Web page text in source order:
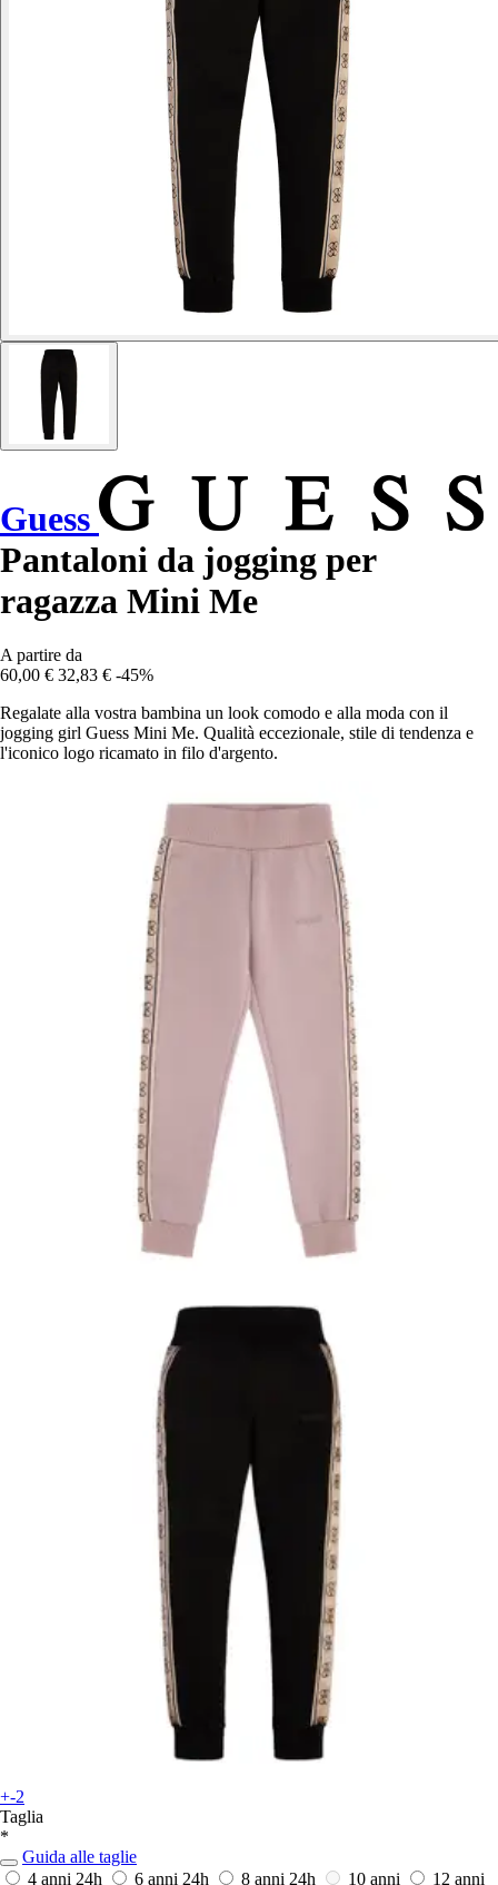
Guess
Pantaloni da jogging per
ragazza Mini Me
A partire da
60,00 € 32,83 € -45%
Regalate alla vostra bambina un look comodo e alla moda con il
jogging girl Guess Mini Me. Qualità eccezionale, stile di tendenza e
l'iconico logo ricamato in filo d'argento.
+-2
Taglia
*
Guida alle taglie
4 anni 24h 6 anni 24h 8 anni 24h 10 anni 12 anni